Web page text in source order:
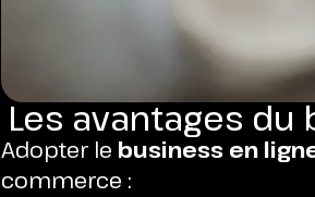
Les avantages
Adopter le business en
commerce :